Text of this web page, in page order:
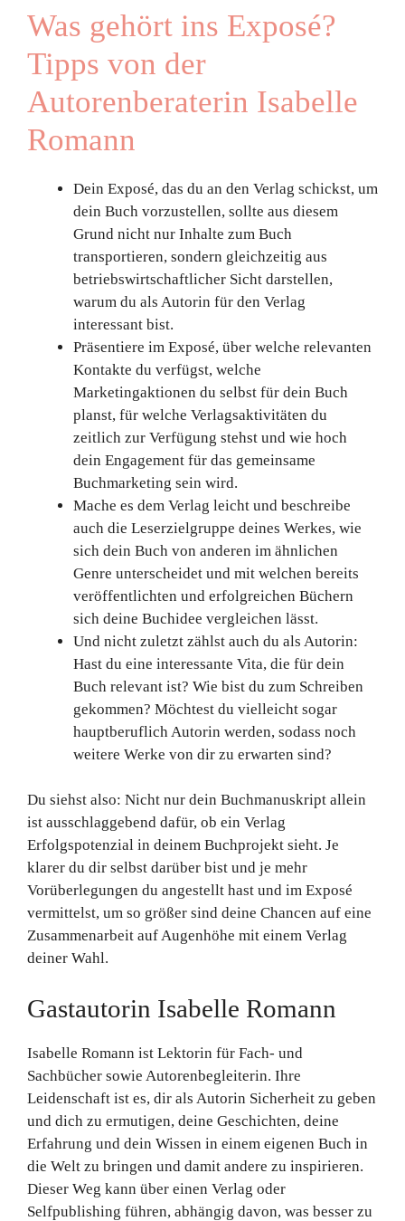
Was gehört ins Exposé?
Tipps von der
Autorenberaterin Isabelle
Romann
Dein Exposé, das du an den Verlag schickst, um
dein Buch vorzustellen, sollte aus diesem
Grund nicht nur Inhalte zum Buch
transportieren, sondern gleichzeitig aus
betriebswirtschaftlicher Sicht darstellen,
warum du als Autorin für den Verlag
interessant bist.
Präsentiere im Exposé, über welche relevanten
Kontakte du verfügst, welche
Marketingaktionen du selbst für dein Buch
planst, für welche Verlagsaktivitäten du
zeitlich zur Verfügung stehst und wie hoch
dein Engagement für das gemeinsame
Buchmarketing sein wird.
Mache es dem Verlag leicht und beschreibe
auch die Leserzielgruppe deines Werkes, wie
sich dein Buch von anderen im ähnlichen
Genre unterscheidet und mit welchen bereits
veröffentlichten und erfolgreichen Büchern
sich deine Buchidee vergleichen lässt.
Und nicht zuletzt zählst auch du als Autorin:
Hast du eine interessante Vita, die für dein
Buch relevant ist? Wie bist du zum Schreiben
gekommen? Möchtest du vielleicht sogar
hauptberuflich Autorin werden, sodass noch
weitere Werke von dir zu erwarten sind?
Du siehst also: Nicht nur dein Buchmanuskript allein
ist ausschlaggebend dafür, ob ein Verlag
Erfolgspotenzial in deinem Buchprojekt sieht. Je
klarer du dir selbst darüber bist und je mehr
Vorüberlegungen du angestellt hast und im Exposé
vermittelst, um so größer sind deine Chancen auf eine
Zusammenarbeit auf Augenhöhe mit einem Verlag
deiner Wahl.
Gastautorin Isabelle Romann
Isabelle Romann ist Lektorin für Fach- und
Sachbücher sowie Autorenbegleiterin. Ihre
Leidenschaft ist es, dir als Autorin Sicherheit zu geben
und dich zu ermutigen, deine Geschichten, deine
Erfahrung und dein Wissen in einem eigenen Buch in
die Welt zu bringen und damit andere zu inspirieren.
Dieser Weg kann über einen Verlag oder
Selfpublishing führen, abhängig davon, was besser zu